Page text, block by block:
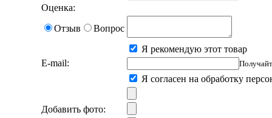
Оценка:
Отзыв
Вопрос
Я рекомендую этот товар
E-mail:
Я согласен на обработку
Добавить фото: